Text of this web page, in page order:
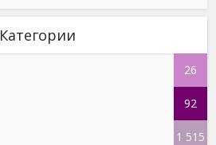
Категории
26
92
1 515